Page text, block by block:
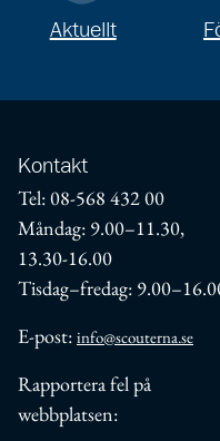
Aktuellt
Kontakt
Tel: 08-568 432 00
Måndag: 9.00–11.30,
13.30-16.00
Tisdag–fredag:
E-post: info@scouterna.se
Rapportera fel på
webbplatsen: